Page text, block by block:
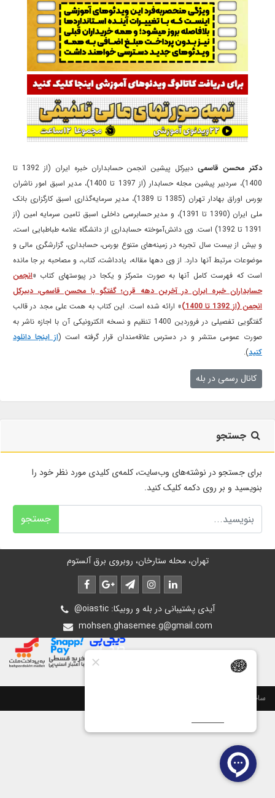
دکتر محسن قاسمی
دبیرکل پیشین انجمن حسابداران خبره ایران (از 1392 تا
1400)، سردبیر پیشین مجله حسابدار (از 1397 تا 1400)، مدیر اسبق امور ناشران
بورس اوراق بهادار تهران (1385 تا 1389)، مدیر سرمایه‌گذاری اسبق کارگزاری بانک
ملی ایران (1390 تا 1391)، و مدیر حسابرسی داخلی اسبق تامین سرمایه امین (از
1391 تا 1392) است. وی دانش‌آموخته حسابداری از دانشگاه علامه طباطبایی است،
و بیش از بیست سال تجربه در زمینه‌های متنوع بورس، حسابداری، گزارشگری مالی و
موضوعات مرتبط آنها دارد. از وی دهها مقاله، یادداشت، کتاب، و مصاحبه بر جا مانده
است که فهرست کامل آنها به صورت متمرکز و یکجا در پیوستهای کتاب «انجمن
حسابداران خبره ایران در آخرین دهه قرن؛ گفتگو با محسن قاسمی، دبیرکل
انجمن (از 1392 تا 1400)
» ارائه شده است. این کتاب به همت علی مجد در قالب
گفتگویی تفصیلی در فروردین 1400 تنظیم و نسخه الکترونیکی آن با اجازه ناشر به
صورت عمومی منتشر و در دسترس علاقه‌مندان قرار گرفته است (از اینجا دانلود
کنید).
کانال رسمی در بله
جستجو
برای جستجو در نوشته‌های وب‌سایت، کلمه‌ی کلیدی مورد نظر خود را
بنویسید و بر روی دکمه کلیک کنید.
جستجو
تهران، محله ستارخان، روبروی برق آلستوم
@oiastic :آیدی پشتیبانی در بله و روبیکا
mohsen.ghasemee.g@gmail.com
ساخت سایت توسط